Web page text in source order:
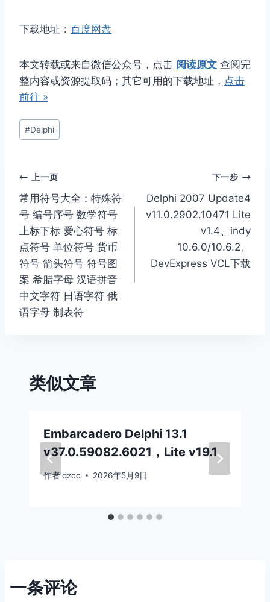
下载地址： 百度网盘
本文转载或来自微信公众号，点击 阅读原文 查阅完
整内容或资源提取码；其它可用的下载地址， 点击
前往 »
文
章
签：
#Delphi
文
章
导
航
上一页
常用符号大全：特殊符
号 编号序号 数学符号
上标下标 爱心符号 标
点符号 单位符号 货币
符号 箭头符号 符号图
案 希腊字母 汉语拼音
中文字符 日语字符 俄
语字母 制表符
下一步
Delphi 2007 Update4
v11.0.2902.10471 Lite
v1.4、indy
10.6.0/10.6.2、
DevExpress VCL下载
类似文章
Embarcadero Delphi 13.1
v37.0.59082.6021，Lite v19.1
作者qzcc 2026年5月9日
一条评论